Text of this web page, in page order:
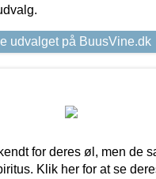
udvalget på BuusVine.dk
for deres øl, men de
Klik her for at se